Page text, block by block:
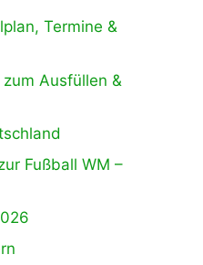
Termine &
Ausfüllen &
Fußball WM –